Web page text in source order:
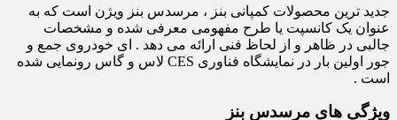
جدید ترین محصولات کمپانی بنز ، مرسدس بنز ویژن است که به
عنوان یک کانسپت یا طرح مفهومی معرفی شده و مشخصات
جالبی در ظاهر و از لحاظ فنی ارائه می دهد . ای خودروی جمع و
جور اولین بار در نمایشگاه فناوری CES لاس و گاس رونمایی شده
است .
ویژگی های مرسدس بنز